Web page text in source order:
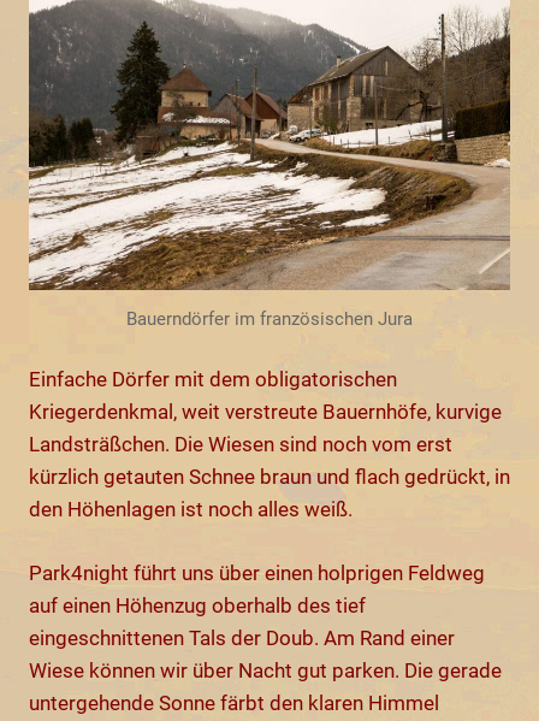
Bauerndörfer im französischen Jura
Einfache Dörfer mit dem obligatorischen
Kriegerdenkmal, weit verstreute Bauernhöfe, kurvige
Landsträßchen. Die Wiesen sind noch vom erst
kürzlich getauten Schnee braun und flach gedrückt, in
den Höhenlagen ist noch alles weiß.
Park4night führt uns über einen holprigen Feldweg
auf einen Höhenzug oberhalb des tief
eingeschnittenen Tals der Doub. Am Rand einer
Wiese können wir über Nacht gut parken. Die gerade
untergehende Sonne färbt den klaren Himmel